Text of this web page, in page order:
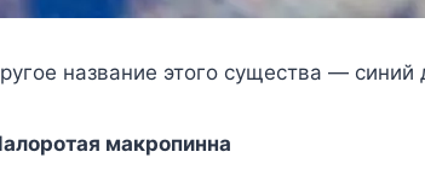
название этого существа — синий
макропинна